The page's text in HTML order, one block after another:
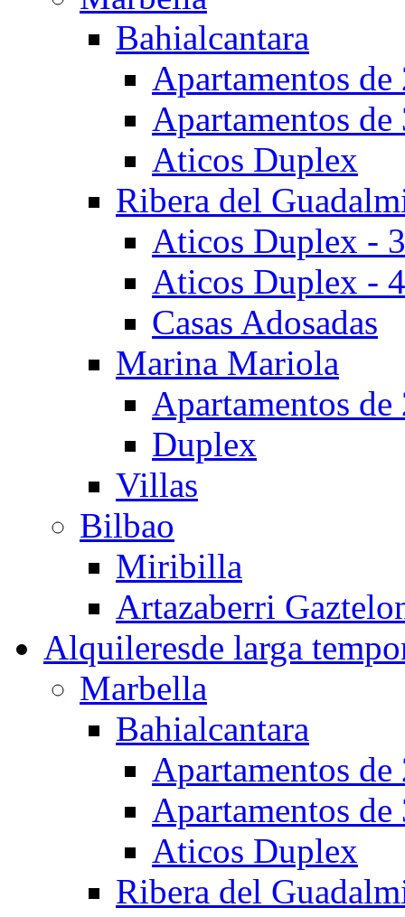
Bahialcantara
Apartamentos
Apartamentos
Aticos Duplex
Ribera del
Aticos Duplex -
Aticos Duplex -
Casas Adosadas
Marina Mariola
Apartamentos
Duplex
Villas
Bilbao
Miribilla
Artazaberri
Alquileresde larga
Marbella
Bahialcantara
Apartamentos
Apartamentos
Aticos Duplex
Ribera del